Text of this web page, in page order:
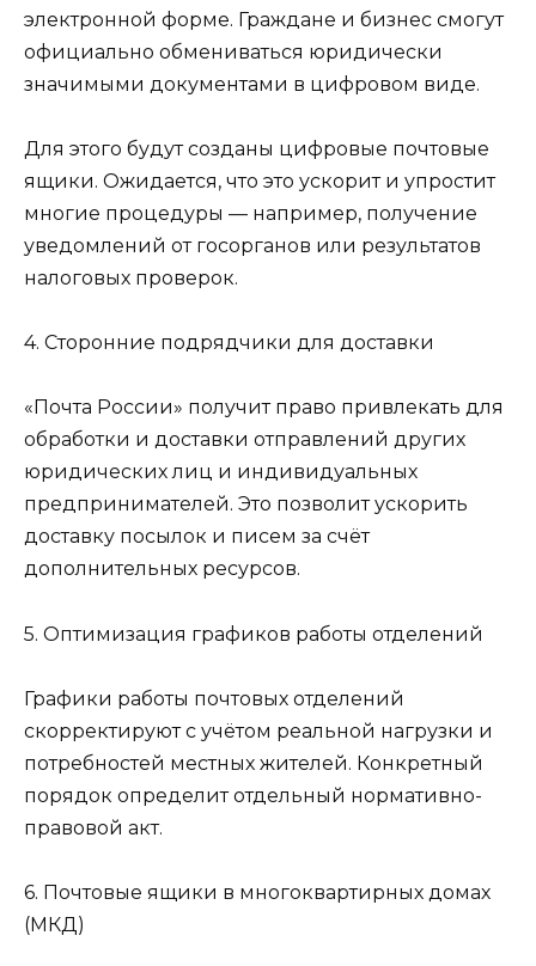
электронной форме. Граждане и бизнес смогут
официально обмениваться юридически
значимыми документами в цифровом виде.
Для этого будут созданы цифровые почтовые
ящики. Ожидается, что это ускорит и упростит
многие процедуры — например, получение
уведомлений от госорганов или результатов
налоговых проверок.
4. Сторонние подрядчики для доставки
«Почта России» получит право привлекать для
обработки и доставки отправлений других
юридических лиц и индивидуальных
предпринимателей. Это позволит ускорить
доставку посылок и писем за счёт
дополнительных ресурсов.
5. Оптимизация графиков работы отделений
Графики работы почтовых отделений
скорректируют с учётом реальной нагрузки и
потребностей местных жителей. Конкретный
порядок определит отдельный нормативно-
правовой акт.
6. Почтовые ящики в многоквартирных домах
(МКД)